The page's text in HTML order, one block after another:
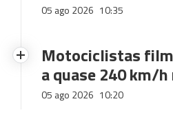
05 ago 2026 10:35
Motociclistas
a quase 240 km/h
05 ago 2026 10:20